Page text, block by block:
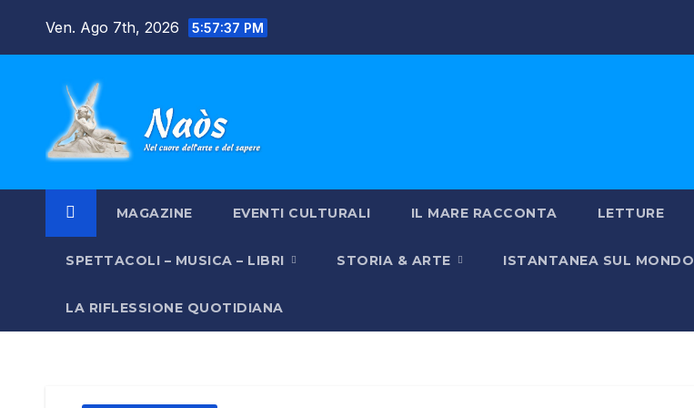
Ven. Ago 7th, 2026 5:57:38 PM
MAGAZINE EVENTI CULTURALI IL MARE RACCONTA LETTURE
SPETTACOLI – MUSICA – LIBRI STORIA & ARTE ISTANTANEA SUL MONDO
LA RIFLESSIONE QUOTIDIANA